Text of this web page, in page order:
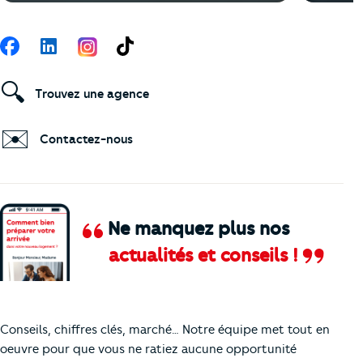
Ne manquez plus nos
actualités et conseils !
Conseils, chiffres clés, marché… Notre équipe met tout en
oeuvre pour que vous ne ratiez aucune opportunité
Suivez-nous
FacebookLinkedIn TikTok
🔍 Trouvez une agence
✉️ Contactez-nous